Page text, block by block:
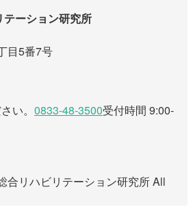
ーション研究所
目5番7号
い。 0833-48-3500受付時間 9:00-
合リハビリテーション研究所 All